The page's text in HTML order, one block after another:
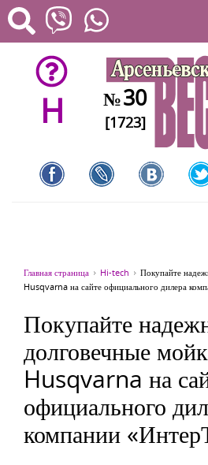
H №30
[1723]
Главная страница Hi-tech
Покупайте
Husqvarna на сайте официального дилера
Покупайте
долговечные
Husqvarna на
официального
компании